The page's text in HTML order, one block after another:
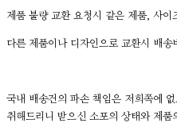
제품 불량 교환 요청시 같은 제품, 사이
다른 제품이나 디자인으로 교환시 배송
국내 배송건의 파손 책임은 저희쪽에
취해드리니 받으신 소포의 상태와 제